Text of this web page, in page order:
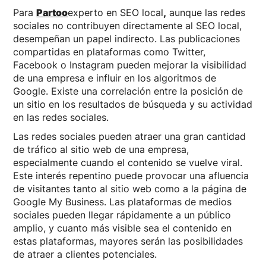
ParaPartooexperto en SEO local, aunque las redes
sociales no contribuyen directamente al SEO local,
desempeñan un papel indirecto. Las publicaciones
compartidas en plataformas como Twitter,
Facebook o Instagram pueden mejorar la visibilidad
de una empresa e influir en los algoritmos de
Google. Existe una correlación entre la posición de
un sitio en los resultados de búsqueda y su actividad
en las redes sociales.
Las redes sociales pueden atraer una gran cantidad
de tráfico al sitio web de una empresa,
especialmente cuando el contenido se vuelve viral.
Este interés repentino puede provocar una afluencia
de visitantes tanto al sitio web como a la página de
Google My Business. Las plataformas de medios
sociales pueden llegar rápidamente a un público
amplio, y cuanto más visible sea el contenido en
estas plataformas, mayores serán las posibilidades
de atraer a clientes potenciales.